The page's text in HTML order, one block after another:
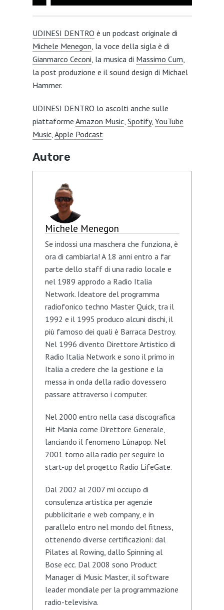
UDINESI DENTRO è un podcast originale di
Michele Menegon, la voce della sigla è di
Gianmarco Ceconi, la musica di Massimo Cum,
la post produzione e il sound design di Michael
Hammer.
UDINESI DENTRO lo ascolti anche sulle
piattaforme Amazon Music, Spotify, YouTube
Music,Apple Podcast
Autore
Michele Menegon
Se indossi una maschera che funziona, è
ora di cambiarla! A 18 anni entro a far
parte dello staff di una radio locale e
nel 1989 approdo a Radio Italia
Network. Ideatore del programma
radiofonico techno Master Quick, tra il
1992 e il 1995 produco alcuni dischi, il
più famoso dei quali è Barraca Destroy.
Nel 1996 divento Direttore Artistico di
Radio Italia Network e sono il primo in
Italia a credere che la gestione e la
messa in onda della radio dovessero
passare attraverso i computer.
Nel 2000 entro nella casa discografica
Hit Mania come Direttore Generale,
lanciando il fenomeno Lùnapop. Nel
2001 torno alla radio per seguire lo
start-up del progetto Radio LifeGate.
Dal 2002 al 2007 mi occupo di
consulenza artistica per agenzie
pubblicitarie e web company, e in
parallelo entro nel mondo del fitness,
ottenendo diverse certificazioni: dal
Pilates al Rowing, dallo Spinning al
Bose ecc. Dal 2008 sono Product
Manager di Music Master, il software
leader mondiale per la programmazione
radio-televisiva.